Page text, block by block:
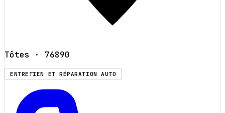
Tôtes · 76890
ENTRETIEN ET RÉPARATION AUTO